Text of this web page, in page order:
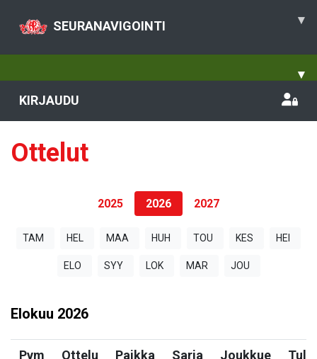
SEURANAVIGOINTI ▾
▾
KIRJAUDU
Ottelut
2025 2026 2027
TAM HEL MAA HUH TOU KES HEI
ELO SYY LOK MAR JOU
Elokuu 2026
Pvm Ottelu Paikka Sarja Joukkue